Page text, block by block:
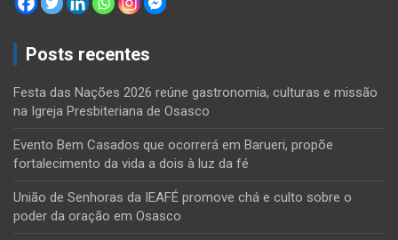
Posts recentes
Festa das Nações 2026 reúne gastronomia, culturas e missão
na Igreja Presbiteriana de Osasco
Evento Bem Casados que ocorrerá em Barueri, propõe
fortalecimento da vida a dois à luz da fé
União de Senhoras da IEAFÉ promove chá e culto sobre o
poder da oração em Osasco